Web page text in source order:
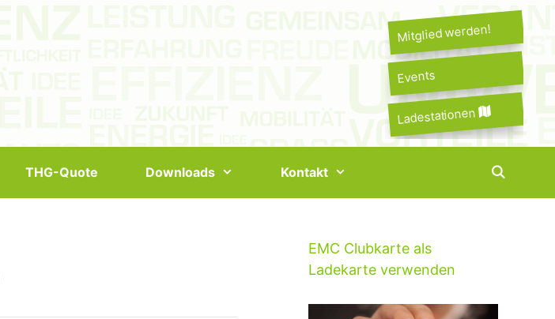
Mitglied werden!
Events
Ladestationen
THG-Quote Downloads Kontakt
EMC Clubkarte als
Ladekarte verwenden